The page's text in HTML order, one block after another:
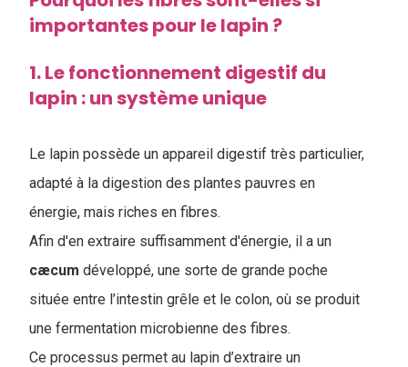
importantes pour le lapin ?
1. Le fonctionnement digestif du
lapin : un système unique
Le lapin possède un appareil digestif très particulier,
adapté à la digestion des plantes pauvres en
énergie, mais riches en fibres.
Afin d'en extraire suffisamment d'énergie, il a un
cæcum développé, une sorte de grande poche
située entre l’intestin grêle et le colon, où se produit
une fermentation microbienne des fibres.
Ce processus permet au lapin d’extraire un